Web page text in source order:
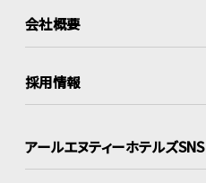
会社概要
採用情報
アールエヌティーホテルズSNS